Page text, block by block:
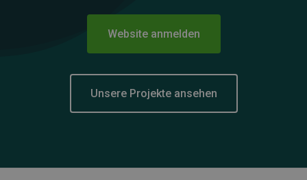
Website anmelden
Unsere Projekte ansehen